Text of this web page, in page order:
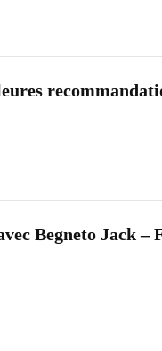
Begneto Jack –